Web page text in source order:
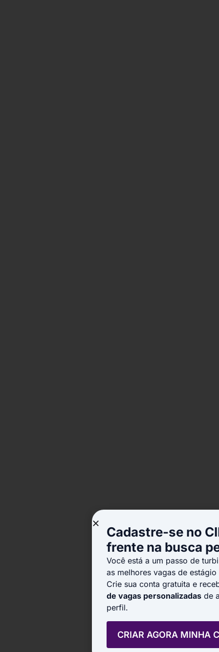
Cadastre-se no
frente na busca
Você está a um passo de
as melhores vagas de
Crie sua conta gratuita e
de vagas personalizadas de
perfil.
CRIAR AGORA MINHA